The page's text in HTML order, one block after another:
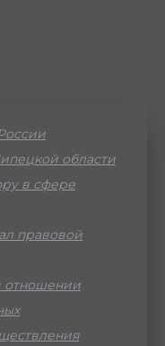
области
в сфере
правовой
отношении